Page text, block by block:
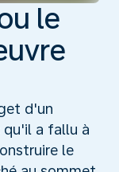
le
d'un
a fallu à
le